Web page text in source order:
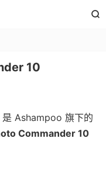

10
是 Ashampoo 旗下的
Commander 10